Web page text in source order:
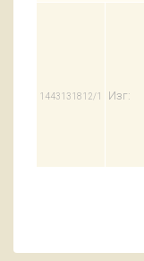
1443131812/1 Изг: